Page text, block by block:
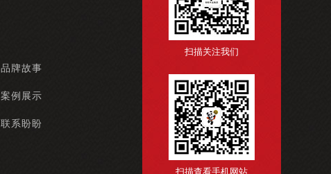
品牌故事
案例展示
联系盼盼
扫描关注我们
扫描查看手机网站